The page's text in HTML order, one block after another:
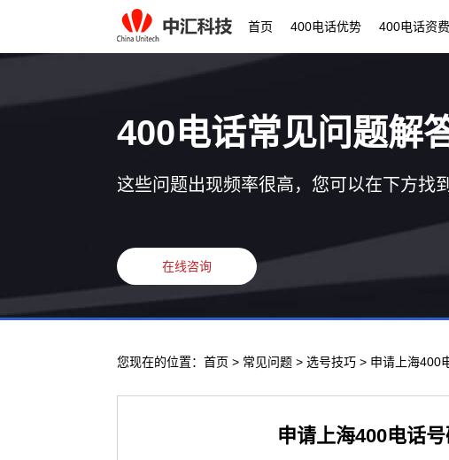
首页 400电话优势 400电话资费
400电话常见问题解
这些问题出现频率很高，您可以在下方找
在线咨询
您现在的位置： 首页 > 常见问题 > 选号技巧 > 申请上海400
申请上海400电话